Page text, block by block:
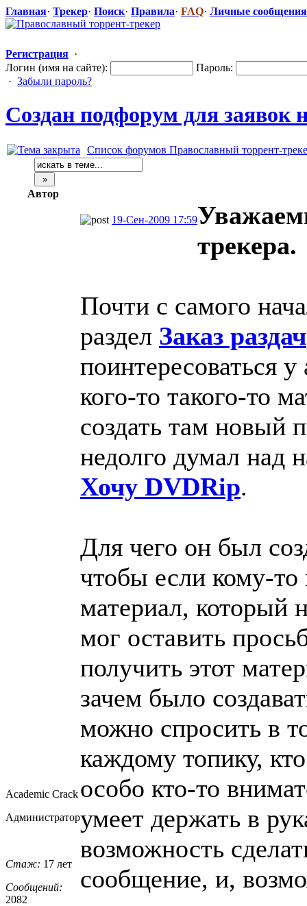
Главная· Трекер· Поиск· Правила· FAQ· Личные сообщения
Регистрация ·
Логин (имя на сайте):
Пароль:
· Забыли пароль?
Создан подфорум для заявок
Список форумов Православный торрент-
Автор
Academic Crack
Администратор
Стаж: 17 лет
Сообщений:
2082
19-Сен-2009 17:59
трекера.
Почти с самого
раздел Заказ раздач
поинтересоваться
кого-то такого-то
создать там новый
недолго думал над
Хочу DVDRip.
Для чего он был
чтобы если кому-то
материал, который
мог оставить
получить этот
зачем было
можно спросить в
каждому топику,
особо кто-то
умеет держать в
возможность
сообщение, и,